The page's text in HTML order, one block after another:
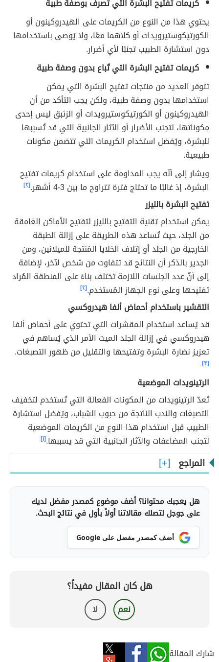
كريمات تفتيح البشرة التي تصرف بوصفة طبية
يحتوي هذا من النوع من الكريمات على الهيدروكينون أو
الكورتيكوستيرويدات أو كلاهما معًا، ولا يُوصى باستخدامها
دون استشارة الطبيب تجنبًا لأي أضرار.
كريمات تفتيح البشرة التي تُباع بدون وصفة طبية
تتوفر العديد من منتجات تفتيح البشرة التي يمكن
استخدامها بدون وصفة طبية، ولكن يجب التأكد من أن
الهيدروكينون أو الكورتيكوستيرويدات أو الزئبق ليس إحدى
مكوناتها، لتجنب الأضرار أو الآثار الجانبية التي قد تُسببها
للبشرة، ويُفضل استخدام الكريمات التي تتضمن مكونات
طبيعية.
ويشار إلى أنّه يجب المداومة على استخدام كريمات تفتيح
البشرة، إذ غالبًا ما تحتاج فترة تتراوح ما بين 3-4 أشهر.
[٢]
تفتيح البشرة بالليزر
يمكن استخدام تقنية التفتيح بالليزر لتفتيح الأماكن الغامقة
من الجلد، حيث تُساعد هذه الطريقة على إزالة الطبقة
الخارجية من الجلد أو إتلاف الخلايا المُنتجة للميلانين، ومن
الجدير بالذكر أن النتائج قد تتفاوت من شخص لآخر، لإضافة
إلى أنّ عدد الجلسات اللازمة تختلف بناءً على المنطقة المُراد
تفتيحها وعلى نوع الجهاز المُستخدم.[٢]
التقشير باستخدام أحماض ألفا هيدروكسي
قد يُساعد استخدام المقشرات التي تحتوي على أحماض ألفا
هيدروكسي في إزالة الجلد الميت الأمر الذي يُساهم في
تعزيز نضارة البشرة وتفتيحها والتقليل من ظهور التصبغات.
[٣]
الرتينويدات الموضعية
تُعدّ الرتينويدات من المكونات الفعالة التي تُستخدم لتخفيف
التصبغات والندب الناتجة من حبوب الشباب، ويُفضل استشارة
الطبيب قبل استخدام هذا النوع من الكريمات الموضعية
لتجنب المضاعفات والآثار الجانبية التي قد يسببها.[١]
المراجع
هل يعجبك محتوانا؟ أضف موضوع كمصدر مفضل لديك
على جوجل لتصلك مقالاتنا أولاً بأول في نتائج البحث.
أضف كمصدر مفضل على Google
هل كان المقال مفيداً؟
نعم لا
شارك المقالة